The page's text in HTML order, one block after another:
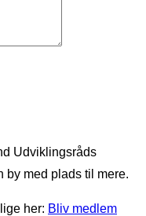
Udviklingsråds
by med plads til mere.
her: Bliv medlem